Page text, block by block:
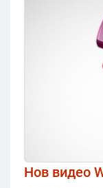
Нов видео